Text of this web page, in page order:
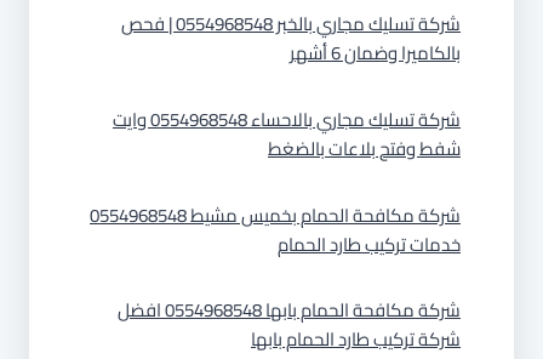
شركة تسليك مجاري بالخبر 0554968548 | فحص
بالكاميرا وضمان 6 أشهر
شركة تسليك مجاري بالاحساء 0554968548 وايت
شفط وفتح بلاعات بالضغط
شركة مكافحة الحمام بخميس مشيط 0554968548
خدمات تركيب طارد الحمام
شركة مكافحة الحمام بابها 0554968548 افضل
شركة تركيب طارد الحمام بابها